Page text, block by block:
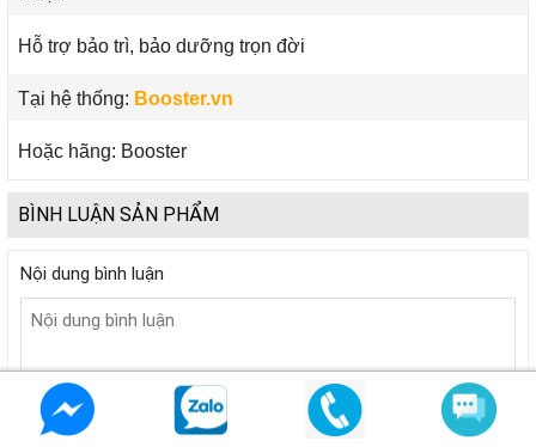
Hỗ trợ bảo trì, bảo dưỡng trọn đời
Tại hệ thống: Booster.vn
Hoặc hãng: Booster
BÌNH LUẬN SẢN PHẨM
Nội dung bình luận